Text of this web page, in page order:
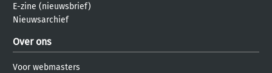
E-zine (nieuwsbrief)
Nieuwsarchief
Over ons
Voor webmasters